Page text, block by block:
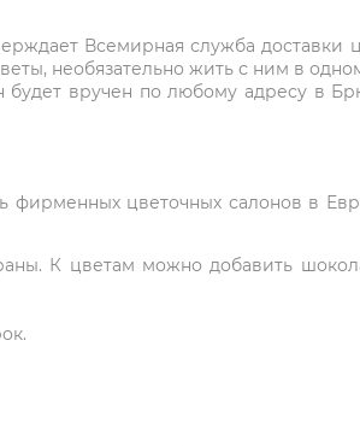
Всемирная служба доставки
необязательно жить с ним в
будет вручен по любому адресу в
фирменных цветочных салонов в
К цветам можно добавить